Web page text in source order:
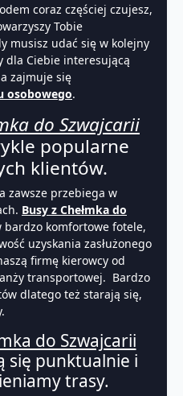
coraz częściej czujesz,
Tobie
musisz udać się w kolejny
dla Ciebie interesującą
zajmuje się
osobowego.
do Szwajcarii
popularne
klientów.
zawsze przebiega w
Busy z Chełmka do
bardzo komfortowe fotele,
uzyskania zasłużonego
firmę kierowcy od
transportowej. Bardzo
dlatego też starają się,
do Szwajcarii
się punktualnie i
trasy.